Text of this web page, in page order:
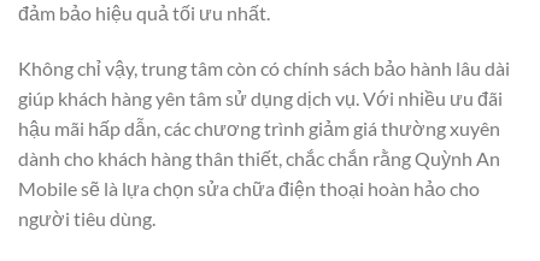
đảm bảo hiệu quả tối ưu nhất.
Không chỉ vậy, trung tâm còn có chính sách bảo hành lâu dài
giúp khách hàng yên tâm sử dụng dịch vụ. Với nhiều ưu đãi
hậu mãi hấp dẫn, các chương trình giảm giá thường xuyên
dành cho khách hàng thân thiết, chắc chắn rằng Quỳnh An
Mobile sẽ là lựa chọn sửa chữa điện thoại hoàn hảo cho
người tiêu dùng.